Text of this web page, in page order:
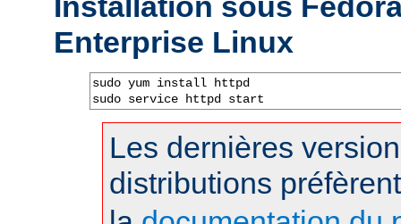
Enterprise Linux
sudo yum install httpd
sudo service httpd start
Les dernières
distributions